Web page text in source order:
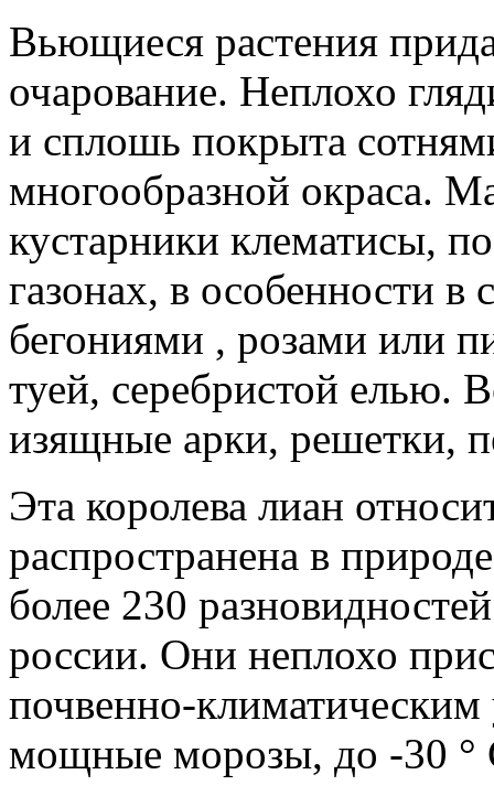
Вьющиеся растения
очарование. Неплохо
и сплошь покрыта
многообразной окраса.
кустарники клематисы,
газонах, в особенности
бегониями , розами или
туей, серебристой елью.
изящные арки, решетки,
Эта королева лиан
распространена в
более 230
россии. Они неплохо
почвенно-
мощные морозы, до -30 °